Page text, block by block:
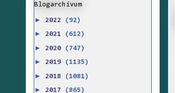
Blogarchívum
► 2022 (92)
► 2021 (612)
► 2020 (747)
► 2019 (1135)
► 2018 (1081)
► 2017 (865)